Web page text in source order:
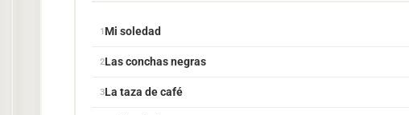
Mi soledad
Las conchas negras
La taza de café